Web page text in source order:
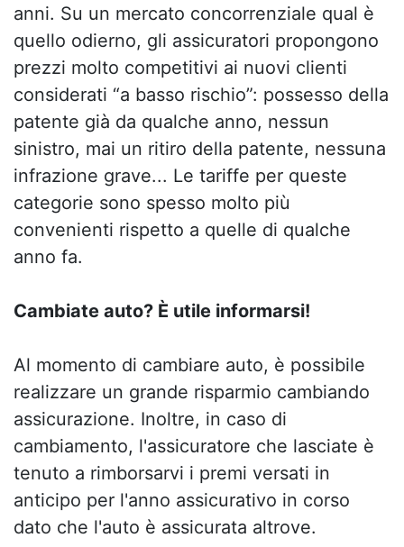
anni. Su un mercato concorrenziale qual è
quello odierno, gli assicuratori propongono
prezzi molto competitivi ai nuovi clienti
considerati “a basso rischio”: possesso della
patente già da qualche anno, nessun
sinistro, mai un ritiro della patente, nessuna
infrazione grave... Le tariffe per queste
categorie sono spesso molto più
convenienti rispetto a quelle di qualche
anno fa.
Cambiate auto? È utile informarsi!
Al momento di cambiare auto, è possibile
realizzare un grande risparmio cambiando
assicurazione. Inoltre, in caso di
cambiamento, l'assicuratore che lasciate è
tenuto a rimborsarvi i premi versati in
anticipo per l'anno assicurativo in corso
dato che l'auto è assicurata altrove.